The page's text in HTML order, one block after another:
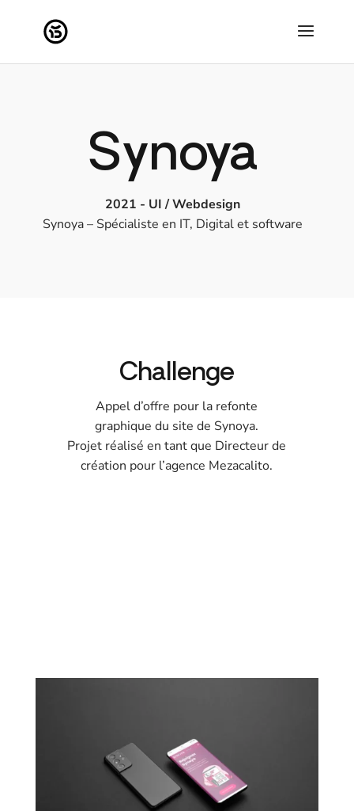
Synoya
2021 - UI / Webdesign
Synoya – Spécialiste en IT, Digital et software
Challenge
Appel d’offre pour la refonte
graphique du site de Synoya.
Projet réalisé en tant que Directeur de
création pour l’agence Mezacalito.